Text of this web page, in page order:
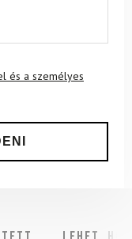
és a személyes